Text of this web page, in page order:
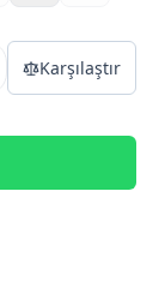
Karşılaştır